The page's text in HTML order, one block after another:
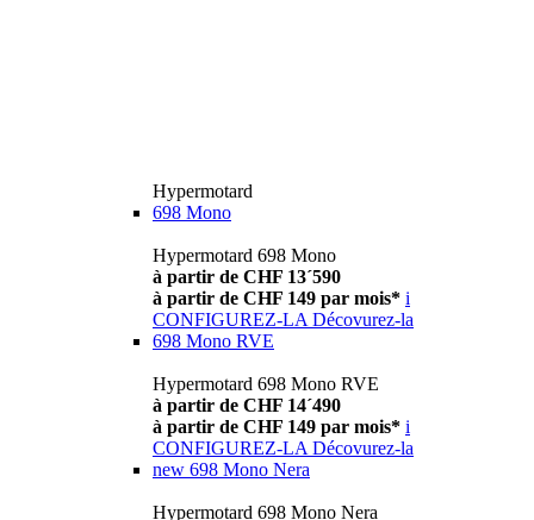
Hypermotard
698 Mono
Hypermotard 698 Mono
à partir de CHF 13´590
à partir de CHF 149 par mois* i
CONFIGUREZ-LA Décovurez-la
698 Mono RVE
Hypermotard 698 Mono RVE
à partir de CHF 14´490
à partir de CHF 149 par mois* i
CONFIGUREZ-LA Décovurez-la
new 698 Mono Nera
Hypermotard 698 Mono Nera